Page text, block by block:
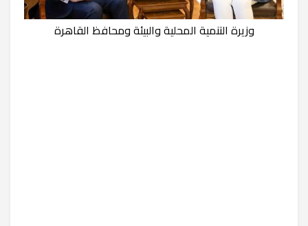
وزيرة التنمية المحلية والبيئة ومحافظ القاهرة